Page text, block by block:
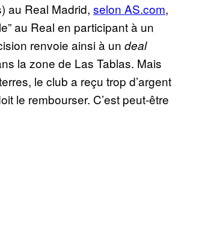
au Real Madrid, selon AS.com,
au Real en participant à un
renvoie ainsi à un deal
la zone de Las Tablas. Mais
le club a reçu trop d’argent
le rembourser. C’est peut-être